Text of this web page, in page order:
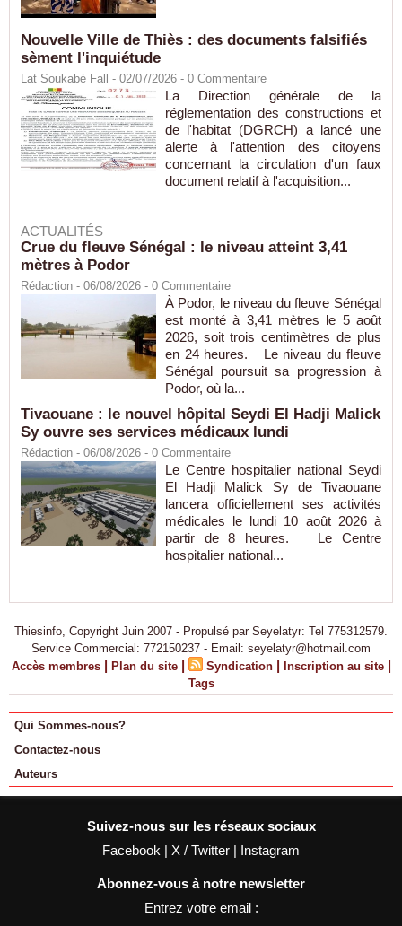
Nouvelle Ville de Thiès : des documents falsifiés
sèment l'inquiétude
Lat Soukabé Fall - 02/07/2026 - 0 Commentaire
La Direction générale de la
réglementation des constructions et
de l'habitat (DGRCH) a lancé une
alerte à l'attention des citoyens
concernant la circulation d'un faux
document relatif à l'acquisition...
ACTUALITÉS
Crue du fleuve Sénégal : le niveau atteint 3,41
mètres à Podor
Rédaction - 06/08/2026 - 0 Commentaire
À Podor, le niveau du fleuve Sénégal
est monté à 3,41 mètres le 5 août
2026, soit trois centimètres de plus
en 24 heures. Le niveau du fleuve
Sénégal poursuit sa progression à
Podor, où la...
Tivaouane : le nouvel hôpital Seydi El Hadji Malick
Sy ouvre ses services médicaux lundi
Rédaction - 06/08/2026 - 0 Commentaire
Le Centre hospitalier national Seydi
El Hadji Malick Sy de Tivaouane
lancera officiellement ses activités
médicales le lundi 10 août 2026 à
partir de 8 heures. Le Centre
hospitalier national...
Thiesinfo, Copyright Juin 2007 - Propulsé par Seyelatyr: Tel 775312579.
Service Commercial: 772150237 - Email: seyelatyr@hotmail.com
Accès membres | Plan du site | Syndication | Inscription au site |
Tags
Qui Sommes-nous?
Contactez-nous
Auteurs
Suivez-nous sur les réseaux sociaux
Facebook | X / Twitter | Instagram
Abonnez-vous à notre newsletter
Entrez votre email :